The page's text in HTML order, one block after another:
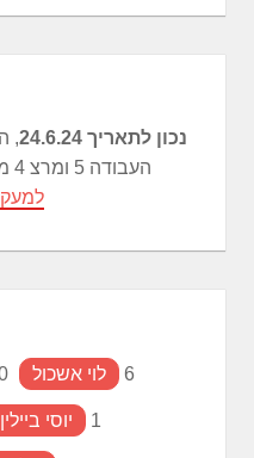
נכון לתאריך 24.6.24
(N12), העבודה 5 ומרצ 4 מנדטים (מעריב)
לוי אשכול 6
יוסי ביילין 1